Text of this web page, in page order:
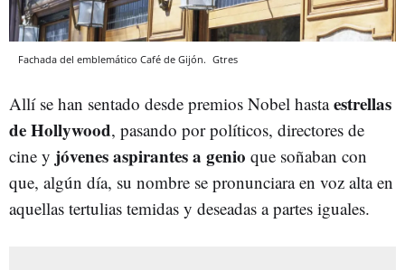
Fachada del emblemático Café de Gijón. Gtres
Allí se han sentado desde premios Nobel hastaestrellas
de Hollywood, pasando por políticos, directores de
cine y jóvenes aspirantes a genio que soñaban con
que, algún día, su nombre se pronunciara en voz alta en
aquellas tertulias temidas y deseadas a partes iguales.